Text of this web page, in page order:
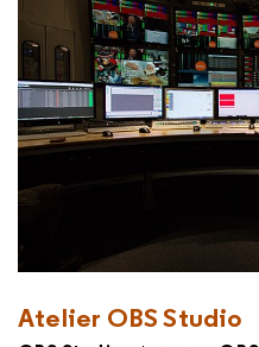
Atelier OBS Studio